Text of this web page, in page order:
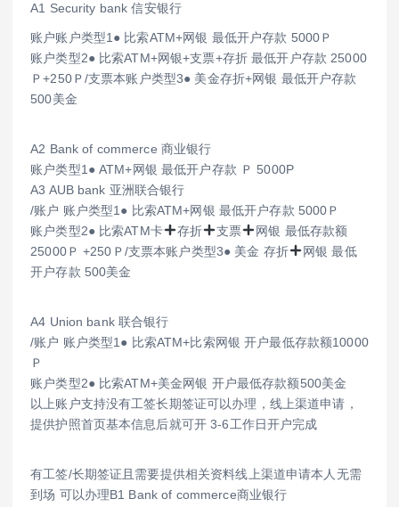
A1 Security bank 信安银行
账户账户类型1● 比索ATM+网银 最低开户存款 5000Ｐ
账户类型2● 比索ATM+网银+支票+存折 最低开户存款 25000
Ｐ+250Ｐ/支票本账户类型3● 美金存折+网银 最低开户存款
500美金
A2 Bank of commerce 商业银行
账户类型1● ATM+网银 最低开户存款 Ｐ 5000P
A3 AUB bank 亚洲联合银行
/账户 账户类型1● 比索ATM+网银 最低开户存款 5000Ｐ
账户类型2● 比索ATM卡
存折 支票
网银 最低存款额
25000Ｐ +250Ｐ/支票本账户类型3● 美金 存折
网银 最低
开户存款 500美金
A4 Union bank 联合银行
/账户 账户类型1● 比索ATM+比索网银 开户最低存款额10000
Ｐ
账户类型2● 比索ATM+美金网银 开户最低存款额500美金
以上账户支持没有工签长期签证可以办理，线上渠道申请，
提供护照首页基本信息后就可开 3-6工作日开户完成
有工签/长期签证且需要提供相关资料线上渠道申请本人无需
到场 可以办理B1 Bank of commerce商业银行